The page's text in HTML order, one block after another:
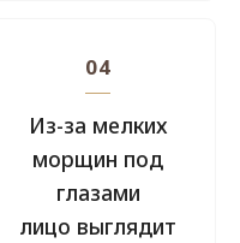
04
Из-за мелких
морщин под
глазами
лицо выглядит